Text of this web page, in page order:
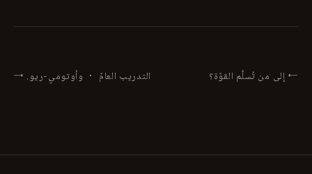
← إلى من تُسلَّم القوّة؟ التدريب العامّ ・ وأوتومي-ريو. →